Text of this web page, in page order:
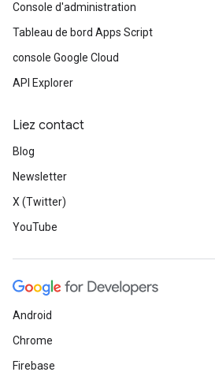
Console d'administration
Tableau de bord Apps Script
console Google Cloud
API Explorer
Liez contact
Blog
Newsletter
X (Twitter)
YouTube
Android
Chrome
Firebase